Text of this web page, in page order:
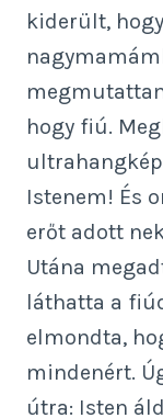
kiderült,
hogy fiú.
Istenem! És
erőt adott
Utána
láthatta a
elmondta,
mindenért.
útra: Isten